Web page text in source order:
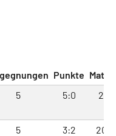
Punkte
5 5:0
5 3:2